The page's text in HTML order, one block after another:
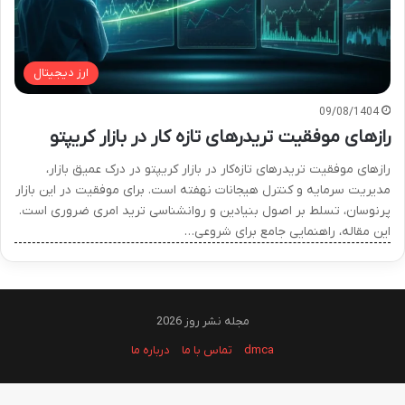
ارز دیجیتال
09/08/1404
رازهای موفقیت تریدرهای تازه کار در بازار کریپتو
رازهای موفقیت تریدرهای تازه‌کار در بازار کریپتو در درک عمیق بازار،
مدیریت سرمایه و کنترل هیجانات نهفته است. برای موفقیت در این بازار
پرنوسان، تسلط بر اصول بنیادین و روانشناسی ترید امری ضروری است.
این مقاله، راهنمایی جامع برای شروعی…
مجله نشر روز 2026
dmca
تماس با ما درباره ما